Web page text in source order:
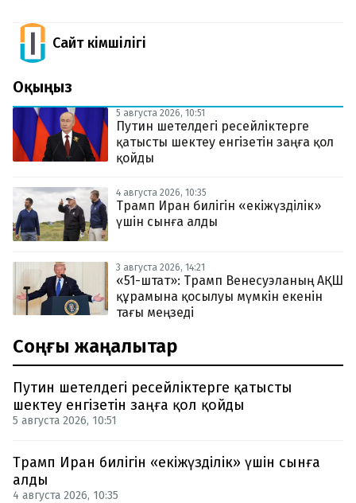
Сайт Әкімшілігі
Оқыңыз
5 августа 2026, 10:51
Путин шетелдегі ресейліктерге
қатысты шектеу енгізетін заңға қол
қойды
4 августа 2026, 10:35
Трамп Иран билігін «екіжүзділік»
үшін сынға алды
3 августа 2026, 14:21
«51-штат»: Трамп Венесуэланың АҚШ
құрамына қосылуы мүмкін екенін
тағы меңзеді
Соңғы жаңалықтар
Путин шетелдегі ресейліктерге қатысты
шектеу енгізетін заңға қол қойды
5 августа 2026, 10:51
Трамп Иран билігін «екіжүзділік» үшін сынға
алды
4 августа 2026, 10:35